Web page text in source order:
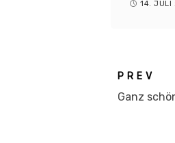
14. JULI
PREV
Ganz